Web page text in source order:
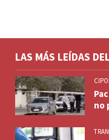
LAS MÁS LEÍDAS
no